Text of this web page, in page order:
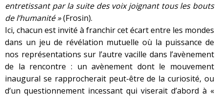
entretissant par la suite des voix joignant tous les bouts
de l’humanité »(Frosin).
Ici, chacun est invité à franchir cet écart entre les mondes
dans un jeu de révélation mutuelle où la puissance de
nos représentations sur l’autre vacille dans l’avènement
de la rencontre : un avènement dont le mouvement
inaugural se rapprocherait peut-être de la curiosité, ou
d’un questionnement incessant qui viserait d’abord à «